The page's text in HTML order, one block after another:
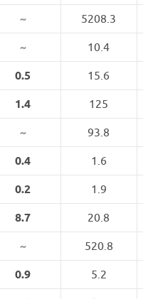
~ 5208.3
~ 10.4
0.5 15.6
1.4 125
~ 93.8
0.4 1.6
0.2 1.9
8.7 20.8
~ 520.8
0.9 5.2